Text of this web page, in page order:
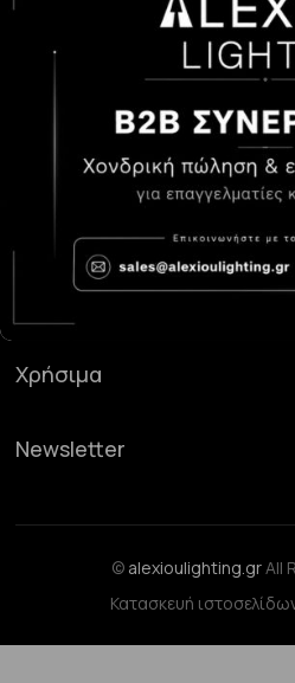
Κατάστημα Χαλάνδρι:
sales@alexioulighting.gr
210 283 0072
6983123181
Χρήσιμα
Newsletter
© alexioulighting.grAll
Κατασκευή